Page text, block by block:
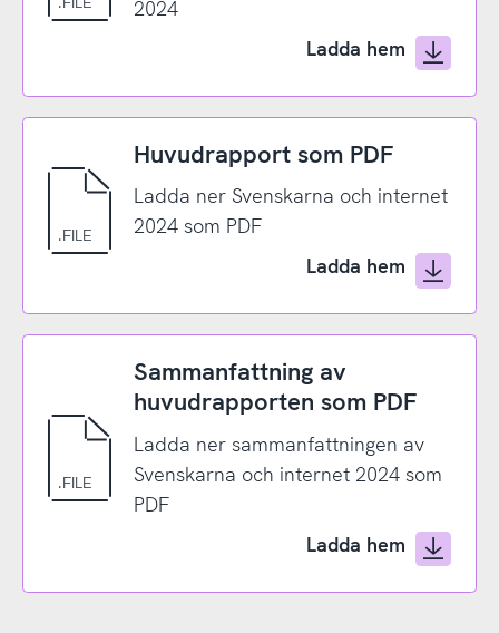
2024
Ladda hem
Huvudrapport som PDF
Ladda ner Svenskarna och internet
2024 som PDF
Ladda hem
Sammanfattning av
huvudrapporten som PDF
Ladda ner sammanfattningen av
Svenskarna och internet 2024 som
PDF
Ladda hem